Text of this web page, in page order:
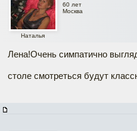
Наталья
60 лет
Москва
Лена!Очень симпатично
столе смотреться будут